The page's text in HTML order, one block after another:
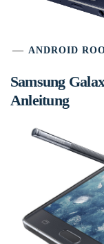
ANDROID
Samsung
Anleitung